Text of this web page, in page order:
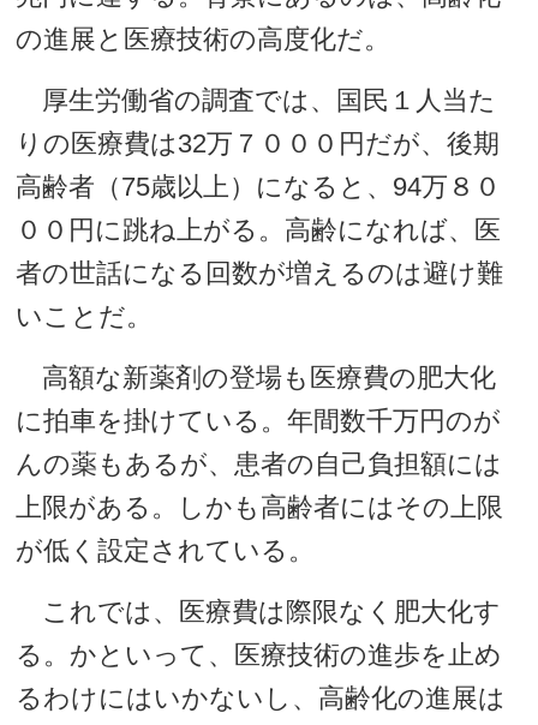
の進展と医療技術の高度化だ。
厚生労働省の調査では、国民１人当た
りの医療費は32万７０００円だが、後期
高齢者（75歳以上）になると、94万８０
００円に跳ね上がる。高齢になれば、医
者の世話になる回数が増えるのは避け難
いことだ。
高額な新薬剤の登場も医療費の肥大化
に拍車を掛けている。年間数千万円のが
んの薬もあるが、患者の自己負担額には
上限がある。しかも高齢者にはその上限
が低く設定されている。
これでは、医療費は際限なく肥大化す
る。かといって、医療技術の進歩を止め
るわけにはいかないし、高齢化の進展は